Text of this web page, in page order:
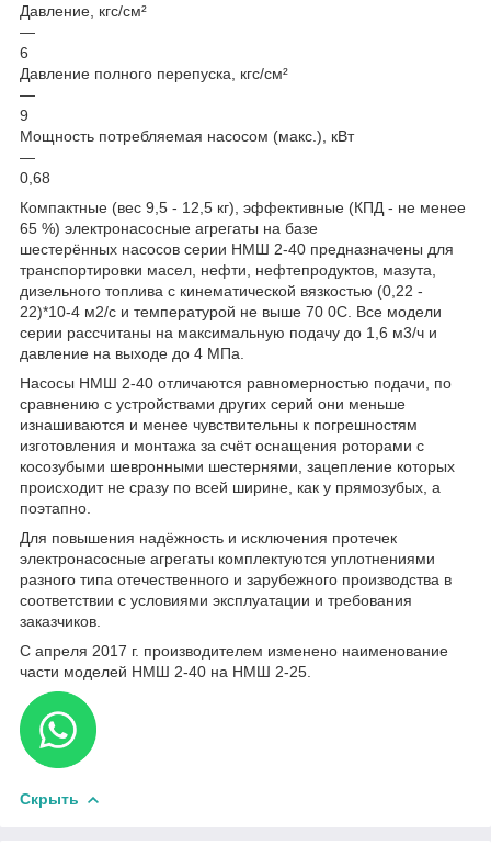
Давление, кгс/см²
—
6
Давление полного перепуска, кгс/см²
—
9
Мощность потребляемая насосом (макс.), кВт
—
0,68
Компактные (вес 9,5 - 12,5 кг), эффективные (КПД - не менее
65 %) электронасосные агрегаты на базе
шестерённых насосов серии НМШ 2-40 предназначены для
транспортировки масел, нефти, нефтепродуктов, мазута,
дизельного топлива с кинематической вязкостью (0,22 -
22)*10-4 м2/с и температурой не выше 70 0С. Все модели
серии рассчитаны на максимальную подачу до 1,6 м3/ч и
давление на выходе до 4 МПа.
Насосы НМШ 2-40 отличаются равномерностью подачи, по
сравнению с устройствами других серий они меньше
изнашиваются и менее чувствительны к погрешностям
изготовления и монтажа за счёт оснащения роторами с
косозубыми шевронными шестернями, зацепление которых
происходит не сразу по всей ширине, как у прямозубых, а
поэтапно.
Для повышения надёжность и исключения протечек
электронасосные агрегаты комплектуются уплотнениями
разного типа отечественного и зарубежного производства в
соответствии с условиями эксплуатации и требования
заказчиков.
С апреля 2017 г. производителем изменено наименование
части моделей НМШ 2-40 на НМШ 2-25.
Скрыть